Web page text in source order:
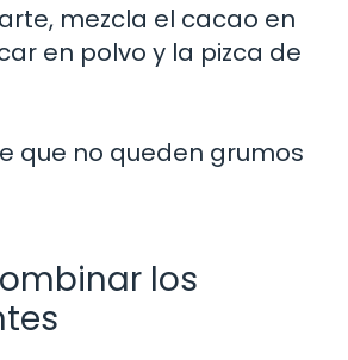
mezcla el cacao en
en polvo y la pizca de
que no queden grumos
los